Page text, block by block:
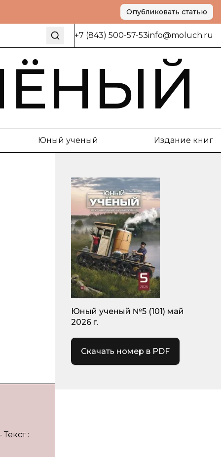
Опубликовать статью
+7 (843) 500-57-53info@moluch.ru
Юный ученый Издание книг
:
Юный ученый №5 (101) май
2026 г.
Скачать номер в PDF